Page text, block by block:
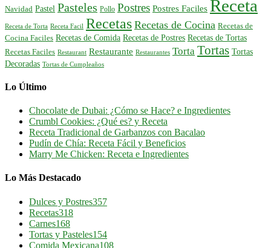
Navidad Pastel Pasteles Pollo Postres Postres Faciles Receta
Receta de Torta Receta Facil Recetas Recetas de Cocina Recetas de
Cocina Faciles Recetas de Comida Recetas de Postres Recetas de Tortas
Recetas Faciles Restaurant Restaurante Restaurantes Torta Tortas Tortas
Decoradas Tortas de Cumpleaños
Lo Último
Chocolate de Dubai: ¿Cómo se Hace? e Ingredientes
Crumbl Cookies: ¿Qué es? y Receta
Receta Tradicional de Garbanzos con Bacalao
Pudín de Chía: Receta Fácil y Beneficios
Marry Me Chicken: Receta e Ingredientes
Lo Más Destacado
Dulces y Postres357
Recetas318
Carnes168
Tortas y Pasteles154
Comida Mexicana108